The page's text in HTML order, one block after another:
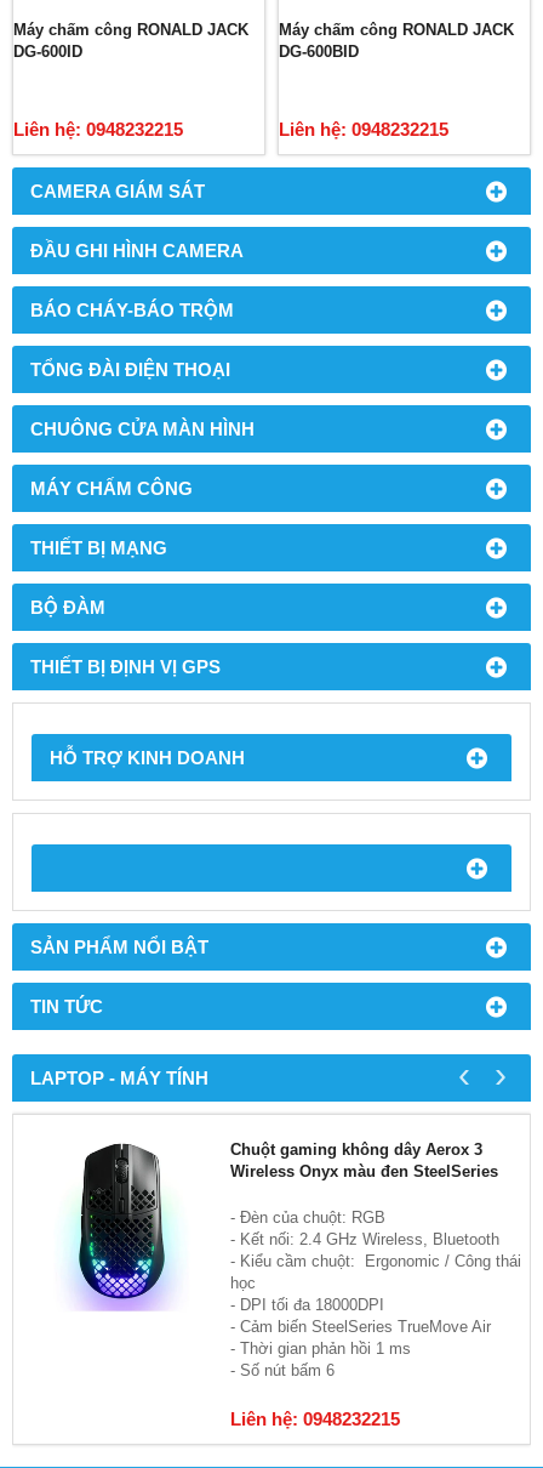
CAMERA GIÁM SÁT
ĐẦU GHI HÌNH CAMERA
BÁO CHÁY-BÁO TRỘM
TỔNG ĐÀI ĐIỆN THOẠI
CHUÔNG CỬA MÀN HÌNH
MÁY CHẤM CÔNG
THIẾT BỊ MẠNG
BỘ ĐÀM
THIẾT BỊ ĐỊNH VỊ GPS
HỖ TRỢ KINH DOANH
SẢN PHẨM NỔI BẬT
TIN TỨC
Máy chấm công RONALD JACK
DG-600ID
Liên hệ: 0948232215
Máy chấm công RONALD JACK
DG-600BID
Liên hệ: 0948232215
LAPTOP - MÁY TÍNH
Chuột gaming không dây Aerox 3
Wireless Onyx màu đen SteelSeries
- Đèn của chuột: RGB
- Kết nối: 2.4 GHz Wireless, Bluetooth
- Kiểu cầm chuột: Ergonomic / Công thái
học
- DPI tối đa 18000DPI
- Cảm biến SteelSeries TrueMove Air
- Thời gian phản hồi 1 ms
- Số nút bấm 6
Liên hệ: 0948232215
‹ ›